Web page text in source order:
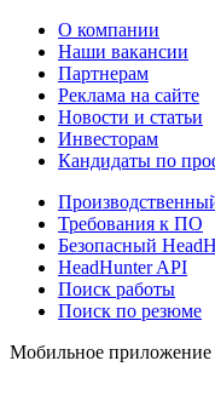
О компании
Наши вакансии
Партнерам
Реклама на сайте
Новости и статьи
Инвесторам
Кандидаты по
Требования к ПО
Безопасный
HeadHunter API
Поиск работы
Поиск по резюме
Мобильное приложение